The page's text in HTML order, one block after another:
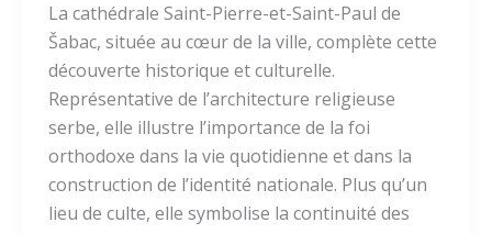
La cathédrale Saint-Pierre-et-Saint-Paul de
Šabac, située au cœur de la ville, complète cette
découverte historique et culturelle.
Représentative de l’architecture religieuse
serbe, elle illustre l’importance de la foi
orthodoxe dans la vie quotidienne et dans la
construction de l’identité nationale. Plus qu’un
lieu de culte, elle symbolise la continuité des